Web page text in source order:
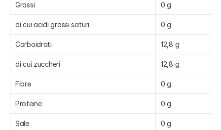
Grassi 0 g
di cui acidi grassi saturi 0 g
Carboidrati 12,8 g
di cui zuccheri 12,8 g
Fibre 0 g
Proteine 0 g
Sale 0 g